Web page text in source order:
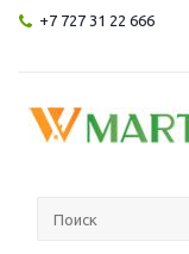
+7 727 31 22 666